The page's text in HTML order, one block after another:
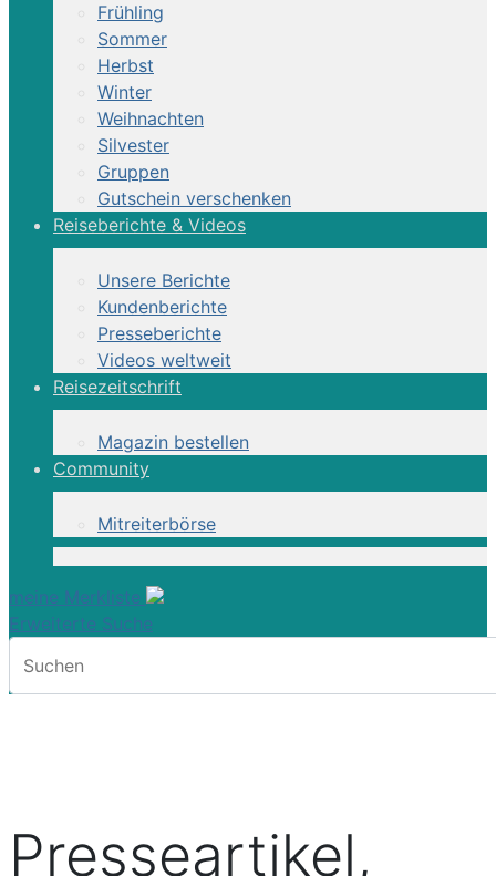
Frühling
Sommer
Herbst
Winter
Weihnachten
Silvester
Gruppen
Gutschein verschenken
Reiseberichte & Videos
Unsere Berichte
Kundenberichte
Presseberichte
Videos weltweit
Reisezeitschrift
Magazin bestellen
Community
Mitreiterbörse
meine Merkliste
Erweiterte Suche
Presseartikel,